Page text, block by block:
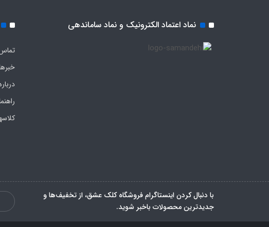
نماد اعتماد الکترونیک و نماد ساماندهی
با دنبال کردن اینستاگرام فروشگاه کلک عشق، از تخفیف‌ها و
جدیدترین‌ محصولات باخبر شوید.